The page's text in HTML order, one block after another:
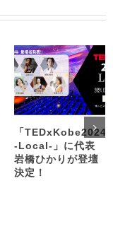
「TEDxKobe2024
-Local-」に代表
岩橋ひかりが登壇
決定！